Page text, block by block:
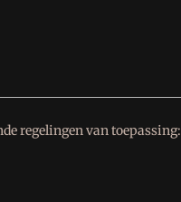
regelingen van toepassing: